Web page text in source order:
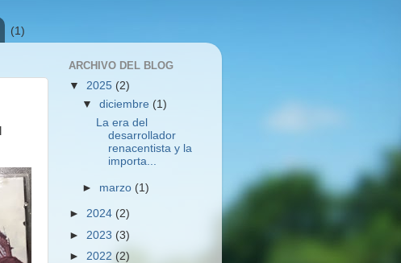
(1)
ARCHIVO DEL BLOG
▼ 2025 (2)
▼diciembre (1)
La era del
desarrollador
renacentista y la
importa...
► marzo (1)
► 2024 (2)
► 2023 (3)
► 2022 (2)